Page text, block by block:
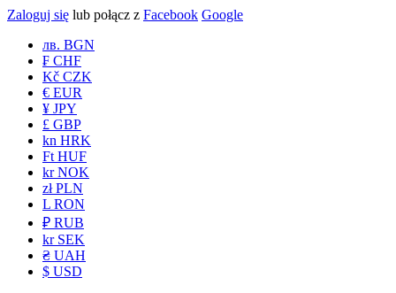
Zaloguj się lub połącz z Facebook Google
лв. BGN
₣ CHF
Kč CZK
€ EUR
¥ JPY
£ GBP
kn HRK
Ft HUF
kr NOK
zł PLN
L RON
₽ RUB
kr SEK
₴ UAH
$ USD